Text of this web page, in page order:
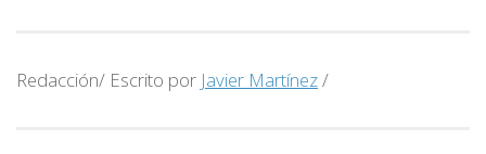
Redacción/ Escrito por Javier Martínez/